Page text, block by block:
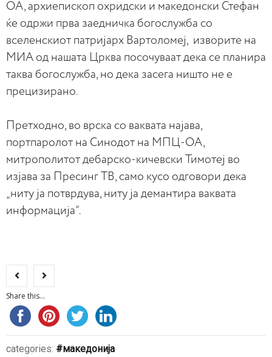
ОА, архиепископ охридски и македонски Стефан
ќе одржи прва заедничка богослужба со
вселенскиот патријарх Вартоломеј, изворите на
МИА од нашата Црква посочуваат дека се планира
таква богослужба, но дека засега ништо не е
прецизирано.
Претходно, во врска со ваквата најава,
портпаролот на Синодот на МПЦ-ОА,
митрополитот дебарско-кичевски Тимотеј во
изјава за Пресинг ТВ, само кусо одговори дека
„ниту ја потврдува, ниту ја демантира ваквата
информација“.
Share this...
categories:
македонија